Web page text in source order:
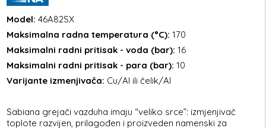
Model: 46A82SX
Maksimalna radna temperatura (°C): 170
Maksimalni radni pritisak - voda (bar): 16
Maksimalni radni pritisak - para (bar): 10
Varijante izmenjivača: Cu/Al ili čelik/Al
Sabiana grejači vazduha imaju “veliko srce”: izmjenjivač
toplote razvijen, prilagođen i proizveden namenski za